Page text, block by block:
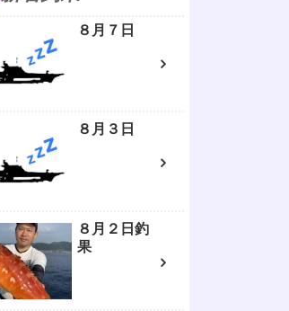
８月７日
８月３日
８月２日釣
果